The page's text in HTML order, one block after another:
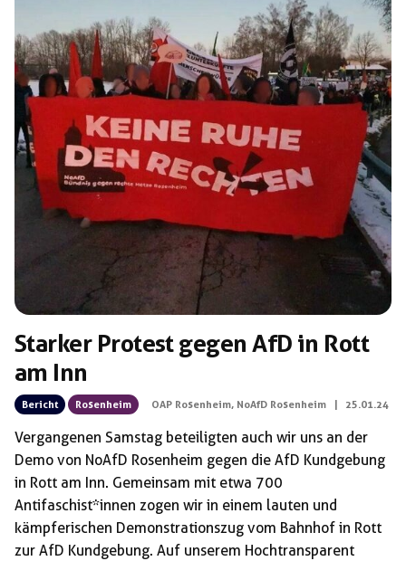
Starker Protest gegen AfD in Rott
am Inn
Bericht Rosenheim OAP Rosenheim, NoAfD Rosenheim | 25.01.24
Vergangenen Samstag beteiligten auch wir uns an der
Demo von NoAfD Rosenheim gegen die AfD Kundgebung
in Rott am Inn. Gemeinsam mit etwa 700
Antifaschist*innen zogen wir in einem lauten und
kämpferischen Demonstrationszug vom Bahnhof in Rott
zur AfD Kundgebung. Auf unserem Hochtransparent